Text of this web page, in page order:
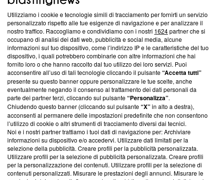
Questa sezione offre informazioni trasparenti su Blasting
News, sui nostri processi editoriali e su come ci impegniamo a
creare news di qualità. Inoltre, afferma la nostra aderenza a
‘Trust Project - News with Integrity’Blasting News non è
ancora membro del programma, ma ha richiesto di farne
parte; Trust Project non ha ancora effettuato una verifica di
conformità agli standard.
Su di noi
Team editoriale
Corporate
Redazione
Informativa Privacy
Utilizziamo i cookie e tecnologie simili di tracciamento per fornirti un servizio
personalizzato rispetto alle tue esigenze di navigazione e per analizzare il
nostro traffico. Raccogliamo e condividiamo con i nostri 1624partner che si
occupano di analisi dei dati web, pubblicità e social media, alcune
informazioni sul tuo dispositivo, come l’indirizzo IP e le caratteristiche del tuo
dispositivo, i quali potrebbero combinarle con altre informazioni che hai
fornito loro o che hanno raccolto dal tuo utilizzo dei loro servizi. Puoi
acconsentire all’uso di tali tecnologie cliccando il pulsante“Accetta tutti”
presente su questo banner oppure personalizzare le tue scelte, anche
eventualmente negando il consenso al trattamento dei dati personali da
parte dei partner terzi, cliccando sul pulsante“Personalizza”.
Chiudendo questo banner (cliccando sul pulsante“X”in alto a destra),
acconsenti al permanere delle impostazioni predefinite che non consentono
l’utilizzo di cookie o altri strumenti di tracciamento diversi dai tecnici.
Noi e i nostri partner trattiamo i tuoi dati di navigazione per: Archiviare
informazioni su dispositivo e/o accedervi. Utilizzare dati limitati per la
selezione della pubblicità. Creare profili per la pubblicità personalizzata.
Utilizzare profili per la selezione di pubblicità personalizzata. Creare profili
per la personalizzazione dei contenuti. Utilizzare profili per la selezione di
contenuti personalizzati. Misurare le prestazioni degli annunci. Misurare le